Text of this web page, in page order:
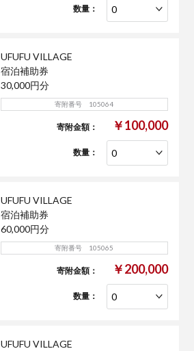
数量：
UFUFU VILLAGE
宿泊補助券
30,000円分
寄附番号 105064
寄附金額： ￥100,000
数量：
UFUFU VILLAGE
宿泊補助券
60,000円分
寄附番号 105065
寄附金額： ￥200,000
数量：
UFUFU VILLAGE